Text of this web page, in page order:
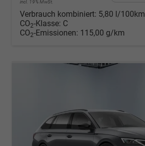
incl. 19% MwSt.
Verbrauch kombiniert: 5,80 l/100km
CO2-Klasse: C
CO2-Emissionen: 115,00 g/km